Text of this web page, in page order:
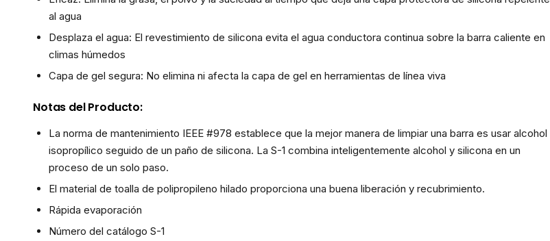
al agua
Desplaza el agua: El revestimiento de silicona evita el agua conductora continua sobre la barra caliente en
climas húmedos
Capa de gel segura: No elimina ni afecta la capa de gel en herramientas de línea viva
Notas del Producto:
La norma de mantenimiento IEEE #978 establece que la mejor manera de limpiar una barra es usar alcohol
isopropílico seguido de un paño de silicona. La S-1 combina inteligentemente alcohol y silicona en un
proceso de un solo paso.
El material de toalla de polipropileno hilado proporciona una buena liberación y recubrimiento.
Rápida evaporación
Número del catálogo S-1